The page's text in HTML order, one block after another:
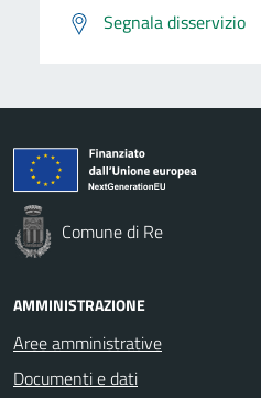
Segnala disservizio
Comune di Re
AMMINISTRAZIONE
Aree amministrative
Documenti e dati